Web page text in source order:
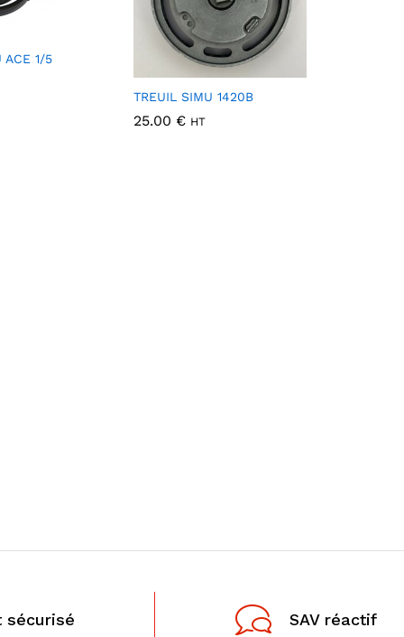
ACE 1/5
TREUIL SIMU 1420B
25.00 € HT
sécurisé SAV réactif